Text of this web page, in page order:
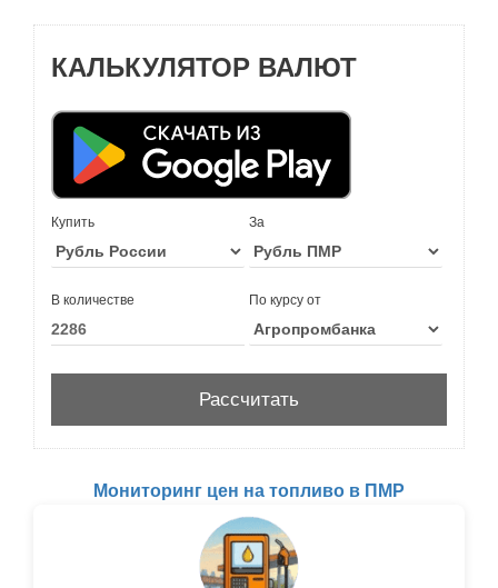
КАЛЬКУЛЯТОР ВАЛЮТ
Купить За
В количестве По курсу от
Мониторинг цен на топливо в ПМР